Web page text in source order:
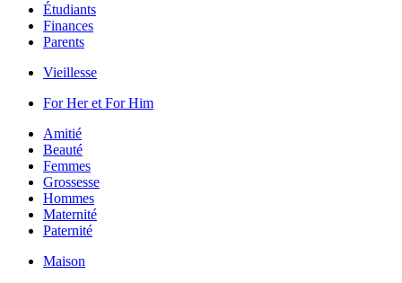
Étudiants
Finances
Parents
Vieillesse
For Her et For Him
Amitié
Beauté
Femmes
Grossesse
Hommes
Maternité
Paternité
Maison